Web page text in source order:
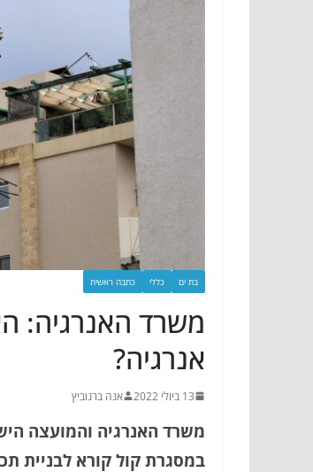
בת ים כללי כתבה ראשית
משרד האנרגיה:
אנרגיה?
13 ביולי 2022 אנה ברנוביץ
משרד האנרגיה והמועצה
במסגרת קול קורא לבניית